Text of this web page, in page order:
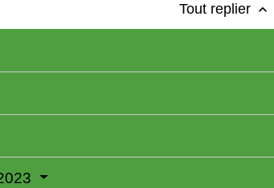
Tout replier keyboard_arrow_up